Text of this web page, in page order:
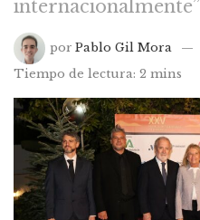
internacionalmente”
por Pablo Gil Mora
Tiempo de lectura: 2 mins